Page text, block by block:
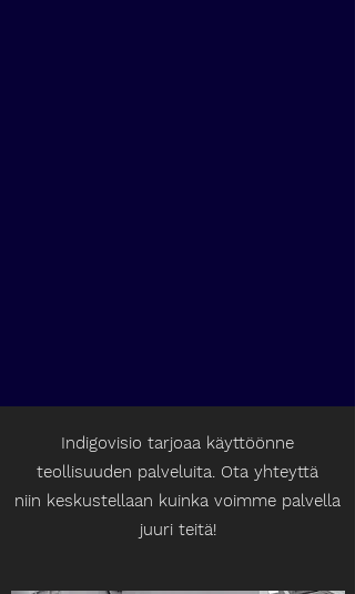
Indigovisio tarjoaa käyttöönne
teollisuuden palveluita. Ota yhteyttä
niin keskustellaan kuinka voimme palvella
juuri teitä!